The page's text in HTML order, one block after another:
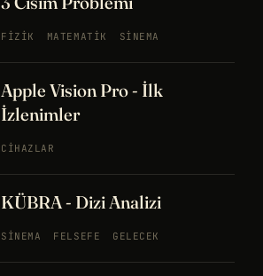
FIZIK MATEMATIK SINEMA
Apple Vision Pro - İlk
İzlenimler
CIHAZLAR
KÜBRA - Dizi Analizi
SINEMA FELSEFE GELECEK